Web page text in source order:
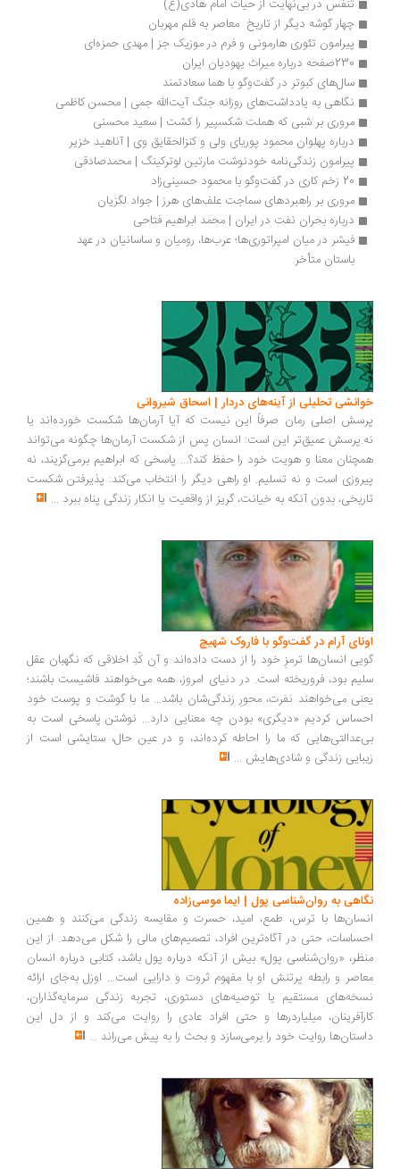
تنفس در بی‌نهایت از حیات امام هادی(ع)
چهار گوشه دیگر از تاریخ  معاصر به قلم مهربان
پیرامون تئوری هارمونی و فرم در موزیک جز | مهدی حمزه‌‌‌ای
سال‌های کبوتر در گفت‌وگو با هما سعادتمند
نگاهی به یادداشت‌های روزانه جنگ آیت‌الله جمی | محسن کاظمی
مروری بر شبی که هملت شکسپیر را کشت | سعید محسنی
درباره پهلوان محمود پوریای ولی و کنزالحقایق وی | آناهید خزیر
پیرامون زندگی‌نامه خودنوشت مارتین لوترکینگ | محمدصادقی
مروری بر راهبردهای سماجت علف‌های هرز | جواد لگزیان
درباره بحران نفت در ایران | محمد ابراهیم فتاحی
فیشر در میان امپراتوری‌ها؛ عرب‌ها، رومیان و ساسانیان در عهد
باستان متأخر
تحلیلی از آینه‌های دردار | اسحاق شیروانی
اصلی رمان صرفاً این نیست که آیا آرمان‌ها شکست خورده‌اند یا
عمیق‌تر این است: انسان پس از شکست آرمان‌ها چگونه می‌تواند
معنا و هویت خود را حفظ کند؟... پاسخی که ابراهیم برمی‌گزیند، نه
است و نه تسلیم. او راهی دیگر را انتخاب می‌کند: پذیرفتن شکست
بدون آنکه به خیانت، گریز از واقعیت یا انکار زندگی پناه ببرد...
آرام در گفت‌وگو با فاروک شهیچ‭
انسان‌ها ترمزِ خود را از دست داده‌اند و آن کُدِ اخلاقی که نگهبان عقل
بود، فروریخته است. در دنیای امروز، همه می‌خواهند فاشیست باشند؛
می‌خواهند نفرت، محورِ زندگی‌شان باشد... ما با گوشت و پوست خود
کردیم «دیگری» بودن چه معنایی دارد... نوشتن پاسخی است به
که ما را احاطه کرده‌اند، و در عین حال، ستایشی است از
زندگی و شادی‌هایش...
به روان‌شناسی پول | ایما موسی‌زاده
با ترس، طمع، امید، حسرت و مقایسه زندگی می‌کنند و همین
حتی در آگاه‌ترین افراد، تصمیم‌های مالی را شکل می‌دهد. از این
«روان‌شناسی پول» بیش از آنکه درباره پول باشد، کتابی درباره انسان
و رابطه پرتنش او با مفهوم ثروت و دارایی است... اوزل به‌جای ارائه
مستقیم یا توصیه‌های دستوری، تجربه زندگی سرمایه‌گذاران،
میلیاردرها و حتی افراد عادی را روایت می‌کند و از دل این
روایت خود را برمی‌سازد و بحث را به پیش می‌راند ...